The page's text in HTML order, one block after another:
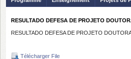
RESULTADO DEFESA DE PROJETO
RESULTADO DEFESA DE PROJETO
Télécharger File